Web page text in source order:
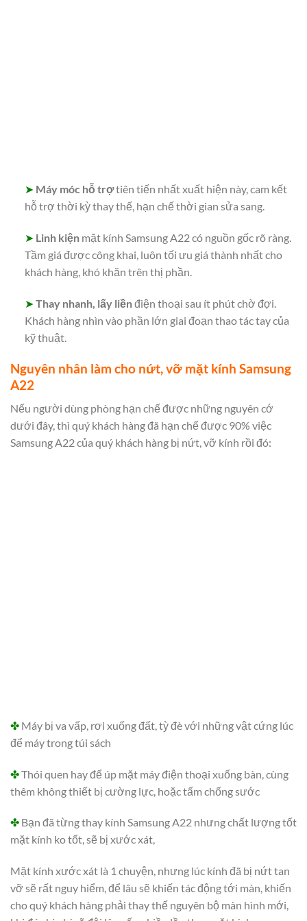
➤ Máy móc hỗ trợtiên tiến nhất xuất hiện này, cam kết
hỗ trợ thời kỳ thay thế, hạn chế thời gian sửa sang.
➤ Linh kiệnmặt kính Samsung A22 có nguồn gốc rõ ràng.
Tầm giá được công khai, luôn tối ưu giá thành nhất cho
khách hàng, khó khăn trên thị phần.
➤Thay nhanh, lấy liềnđiện thoại sau ít phút chờ đợi.
Khách hàng nhìn vào phần lớn giai đoạn thao tác tay của
kỹ thuật.
Nguyên nhân làm cho nứt, vỡ mặt kính Samsung
A22
Nếu người dùng phòng hạn chế được những nguyên cớ
dưới đây, thì quý khách hàng đã hạn chế được 90% việc
Samsung A22 của quý khách hàng bị nứt, vỡ kính rồi đó:
✤ Máy bị va vấp, rơi xuống đất, tỳ đè với những vật cứng lúc
để máy trong túi sách
✤Thói quen hay để úp mặt máy điện thoại xuống bàn, cùng
thêm không thiết bị cường lực, hoặc tấm chống sước
✤ Bạn đã từng thay kính Samsung A22 nhưng chất lượng tốt
mặt kính ko tốt, sẽ bị xước xát,
Mặt kính xước xát là 1 chuyện, nhưng lúc kính đã bị nứt tan
vỡ sẽ rất nguy hiểm, để lâu sẽ khiến tác động tới màn, khiến
cho quý khách hàng phải thay thế nguyên bộ màn hình mới,